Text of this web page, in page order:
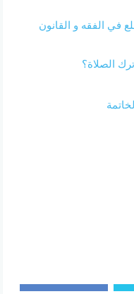
في الفقه و القانون
الصلاة؟